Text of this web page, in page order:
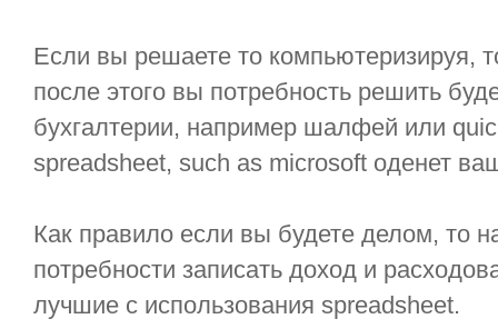
Если вы решаете то компьютеризируя,
после этого вы потребность решить
бухгалтерии, например шалфей или
spreadsheet, such as microsoft оденет
Как правило если вы будете делом, то
потребности записать доход и
лучшие с использования spreadsheet.